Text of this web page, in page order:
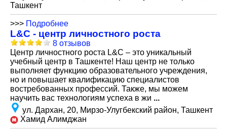
Ташкент
>>> Подробнее
L&C - центр личностного роста
8 отзывов
Центр личностного роста L&C – это уникальный
учебный центр в Ташкенте! Наш центр не только
выполняет функцию образовательного учреждения,
но и повышает квалификацию специалистов
востребованных профессий. Также, мы можем
научить вас технологиям успеха в жи ...
ул. Дархан, 20, Мирзо-Улугбекский район, Ташкент
Хамид Алимджан